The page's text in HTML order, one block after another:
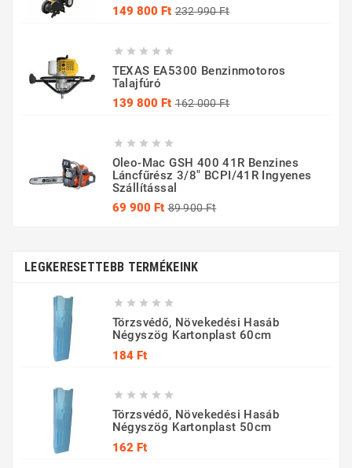
149 800 Ft 232 990 Ft
    
TEXAS EA5300 Benzinmotoros
Talajfúró
139 800 Ft 162 000 Ft
    
Oleo-Mac GSH 400 41R Benzines
Láncfűrész 3/8" BCPI/41R Ingyenes
Szállítással
69 900 Ft 89 900 Ft
LEGKERESETTEBB TERMÉKEINK
    
Törzsvédő, Növekedési Hasáb
Négyszög Kartonplast 60cm
184 FtÁr
    
Törzsvédő, Növekedési Hasáb
Négyszög Kartonplast 50cm
162 FtÁr